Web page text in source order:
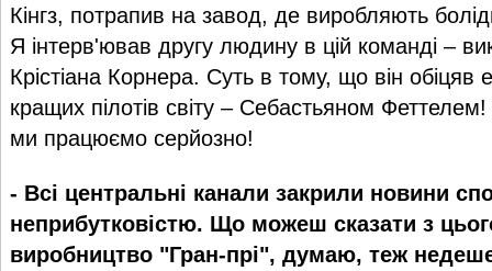
Кінгз, потрапив на завод, де виробляють
Я інтерв'ював другу людину в цій команді –
Крістіана Корнера. Суть в тому, що він обіцяв
кращих пілотів світу – Себастьяном
ми працюємо серйозно!
- Всі центральні канали закрили новини
неприбутковістю. Що можеш сказати з
виробництво "Гран-прі", думаю, теж